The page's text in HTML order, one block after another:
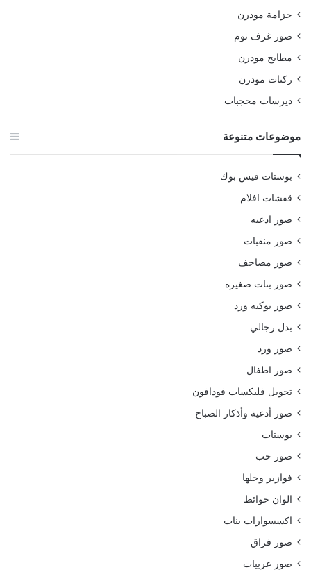
جزامة مودرن
صور غرف نوم
مطابخ مودرن
ركنات مودرن
ديرسات محجبات
موضوعات متنوعة
بوستات فيس بوك
قفشات افلام
صور ادعيه
صور منقبات
صور مصاحف
صور بنات صغيره
صور بوكيه ورد
بدل رجالي
صور ورد
صور اطفال
تحويل فليكسات فودافون
صور أدعية وأذكار الصباح
بوستات
صور حب
فوازير وحلها
الوان حوائط
اكسسوارات بنات
صور فراق
صور عربيات